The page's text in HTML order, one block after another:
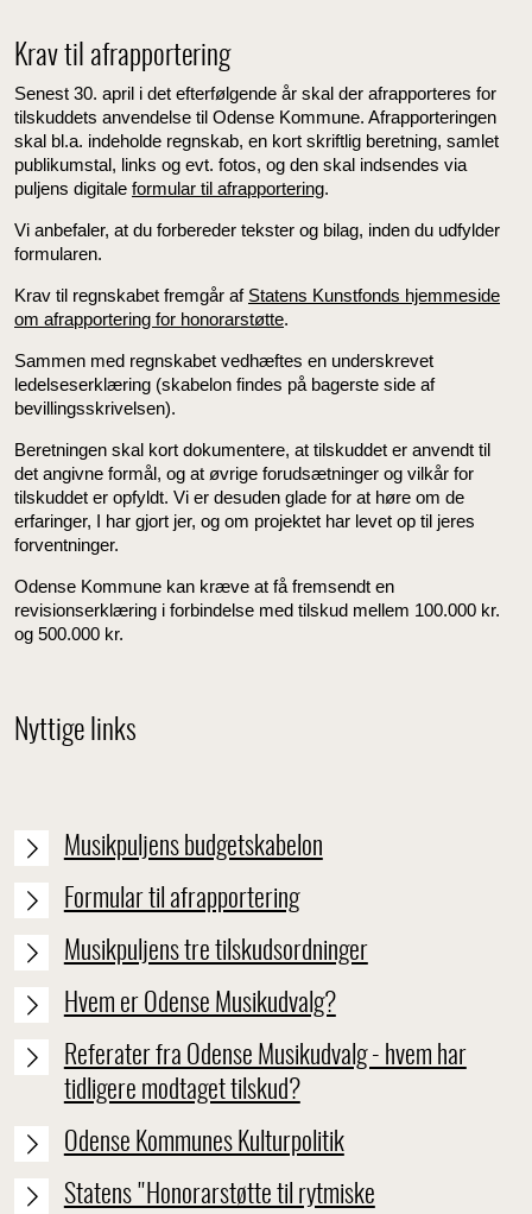
Krav til afrapportering
Senest 30. april i det efterfølgende år skal der afrapporteres for
tilskuddets anvendelse til Odense Kommune. Afrapporteringen
skal bl.a. indeholde regnskab, en kort skriftlig beretning, samlet
publikumstal, links og evt. fotos, og den skal indsendes via
puljens digitale formular til afrapportering.
Vi anbefaler, at du forbereder tekster og bilag, inden du udfylder
formularen.
Krav til regnskabet fremgår af Statens Kunstfonds hjemmeside
om afrapportering for honorarstøtte.
Sammen med regnskabet vedhæftes en underskrevet
ledelseserklæring (skabelon findes på bagerste side af
bevillingsskrivelsen).
Beretningen skal kort dokumentere, at tilskuddet er anvendt til
det angivne formål, og at øvrige forudsætninger og vilkår for
tilskuddet er opfyldt. Vi er desuden glade for at høre om de
erfaringer, I har gjort jer, og om projektet har levet op til jeres
forventninger.
Odense Kommune kan kræve at få fremsendt en
revisionserklæring i forbindelse med tilskud mellem 100.000 kr.
og 500.000 kr.
Nyttige links
Musikpuljens budgetskabelon
Formular til afrapportering
Musikpuljens tre tilskudsordninger
Hvem er Odense Musikudvalg?
Referater fra Odense Musikudvalg - hvem har
tidligere modtaget tilskud?
Odense Kommunes Kulturpolitik
Statens "Honorarstøtte til rytmiske